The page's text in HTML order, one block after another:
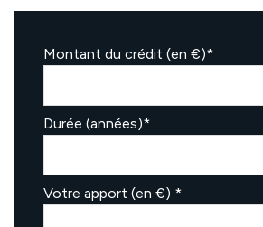
Montant du crédit (en €)*
Durée (années)*
Votre apport (en €) *